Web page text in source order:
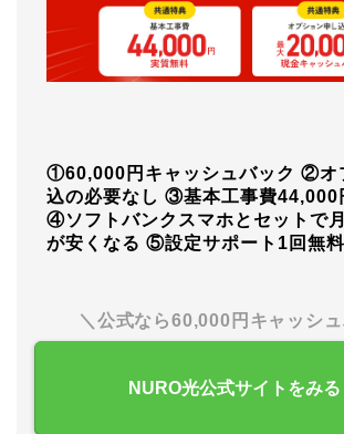
①60,000円キャッシュバック ②オ
込の必要なし ③基本工事費44,000
④ソフトバンクスマホとセットで
が安くなる ⑤設定サポート1回無料
＼公式なら60,000円キャッシ
NURO光公式サイトをみる